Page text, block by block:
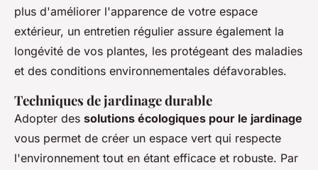
plus d'améliorer l'apparence de votre espace
extérieur, un entretien régulier assure également la
longévité de vos plantes, les protégeant des maladies
et des conditions environnementales défavorables.
Techniques de jardinage durable
Adopter des solutions écologiques pour le jardinage
vous permet de créer un espace vert qui respecte
l'environnement tout en étant efficace et robuste. Par